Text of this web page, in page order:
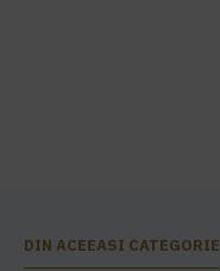
DIN ACEEASI CATEGORIE